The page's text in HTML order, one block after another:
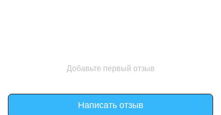
Добавьте первый отзыв
Написать отзыв